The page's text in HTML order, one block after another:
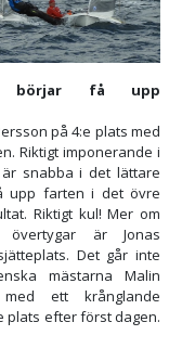
börjar få upp
på 4:e plats med
Riktigt imponerande i
snabba i det lättare
upp farten i det övre
Riktigt kul! Mer om
är Jonas
Det går inte
mästarna Malin
med ett krånglande
plats efter först dagen.